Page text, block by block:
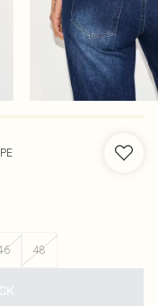
48